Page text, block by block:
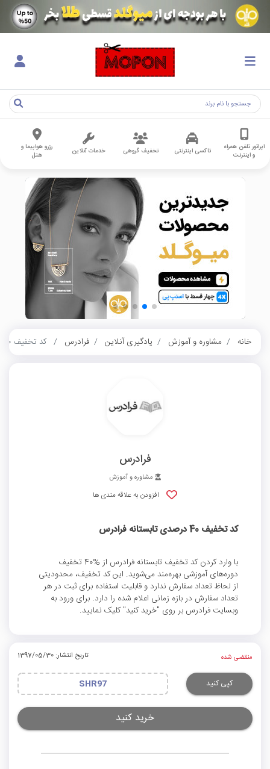
اپراتور تلفن همراه
و اینترنت
تاکسی اینترنتی تخفیف گروهی خدمات آنلاین
رزرو هواپیما و
هتل
خانه مشاوره و آموزش یادگیری آنلاین فرادرس کد تخفیف 40 درصدی تابستانه فرادرس
فرادرس
مشاوره و آموزش
افزودن به علاقه مندی ها
کد تخفیف 40 درصدی تابستانه فرادرس
با وارد کردن کد تخفیف تابستانه فرادرس از %40 تخفیف
دوره‌های آموزشی بهره‌مند می‌شوید. این کد تخفیف، محدودیتی
از لحاظ تعداد سفارش ندارد و قابلیت استفاده برای ثبت در هر
تعداد سفارش در بازه زمانی اعلام شده را دارد. برای ورود به
وبسایت فرادرس بر روی "خرید کنید" کلیک نمایید.
منقضی شده تاریخ انتشار: 1397/05/30
کپی کنید SHR97
خرید کنید